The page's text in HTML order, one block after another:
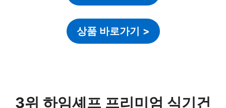
상품 바로가기 >
3위 하임셰프 프리미엄 식기건